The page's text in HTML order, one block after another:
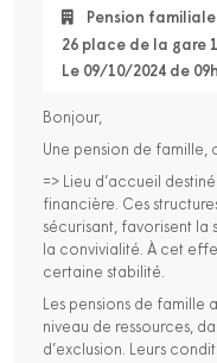
Pension
26 place de la gare
Le 09/10/2024 de
Bonjour,
Une pension de famille,
=> Lieu d’accueil
financière. Ces
sécurisant, favorisent la
la convivialité. À cet
certaine stabilité.
Les pensions de famille
niveau de ressources,
d’exclusion. Leurs